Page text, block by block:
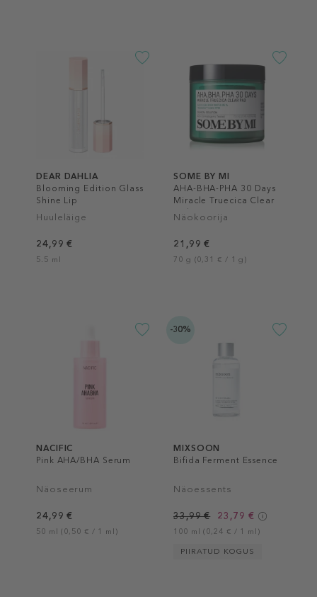
DEAR DAHLIA
Blooming Edition Glass
Shine Lip
Huuleläige
24,99 €
5.5 ml
SOME BY MI
AHA-BHA-PHA 30 Days
Miracle Truecica Clear
Pad
Näokoorija
21,99 €
70 g (0,31 € / 1 g)
NACIFIC
Pink AHA/BHA Serum
Näoseerum
24,99 €
50 ml (0,50 € / 1 ml)
-30%
MIXSOON
Bifida Ferment Essence
Näoessents
33,99 € 23,79 €
100 ml (0,24 € / 1 ml)
PIIRATUD KOGUS